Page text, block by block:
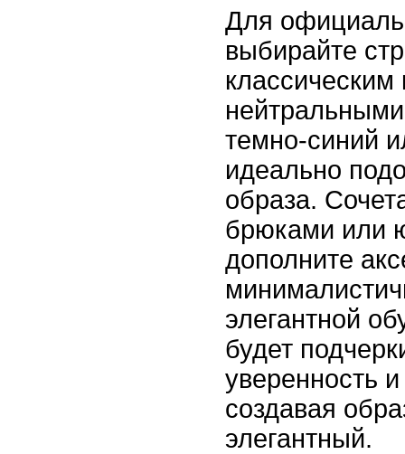
Для
выбирайте
классическим
темно-синий
идеально
образа.
брюками или
дополните
элегантной
будет
уверенность
создавая
элегантный.